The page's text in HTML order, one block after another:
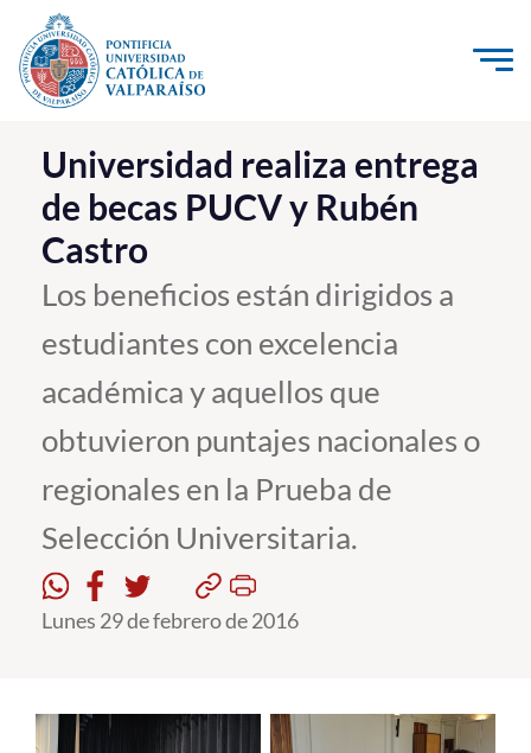
Click acá para ir directamente al contenido
La Universidad
Investigación, Creación e Innovación
PUCV Internacional
Vinculación con el Medio
Admisión
Pregrado
Estudiantes
Alumni
Universidad realiza entrega
de becas PUCV y Rubén
Castro
Los beneficios están dirigidos a
estudiantes con excelencia
académica y aquellos que
obtuvieron puntajes nacionales o
regionales en la Prueba de
Selección Universitaria.
Lunes 29 de febrero de 2016